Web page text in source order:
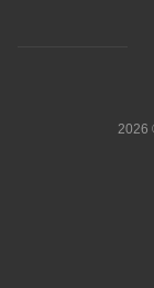
2026